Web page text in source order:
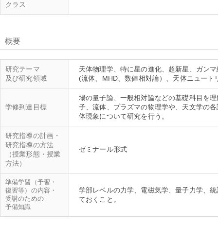
クラス
概要
研究テーマ
及び研究領域
天体物理学、特に星の進化、超新星、ガン
学修到達目標
場の量子論、一般相対論などの基礎科目を
子、流体、プラズマの物理学や、天文学の
研究指導の計画・
研究指導の方法
（授業形態・授業
方法）
準備学習（予習・
復習等）の内容・
受講のための
予備知識
学部レベルの力学、電磁気学、量子力学、